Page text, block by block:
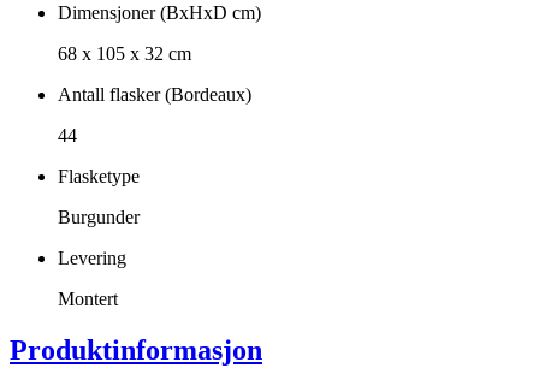
Dimensjoner (BxHxD cm)
68 x 105 x 32 cm
Antall flasker (Bordeaux)
44
Flasketype
Burgunder
Levering
Montert
Produktinformasjon